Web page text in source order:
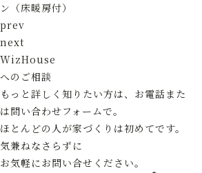
ン（床暖房付）
prev
next
WizHouse
へのご相談
もっと詳しく知りたい方は、お電話また
は問い合わせフォームで。
ほとんどの人が家づくりは初めてです。
気兼ねなさらずに
お気軽にお問い合せください。